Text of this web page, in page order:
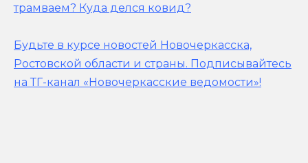
трамваем? Куда делся ковид?
Будьте в курсе новостей Новочеркасска,
Ростовской области и страны. Подписывайтесь
на ТГ-канал «Новочеркасские ведомости»!